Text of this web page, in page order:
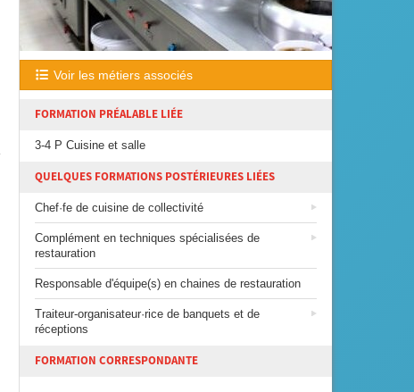
Voir les métiers associés
FORMATION PRÉALABLE LIÉE
3-4 P Cuisine et salle
QUELQUES FORMATIONS POSTÉRIEURES LIÉES
Chef·fe de cuisine de collectivité
Complément en techniques spécialisées de
restauration
Responsable d'équipe(s) en chaines de restauration
Traiteur-organisateur·rice de banquets et de
réceptions
FORMATION CORRESPONDANTE